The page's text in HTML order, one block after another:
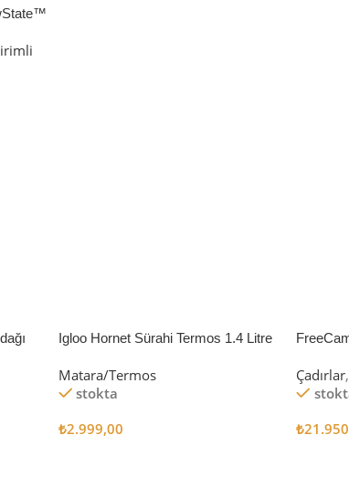
Igloo Hornet Sürahi Termos 1.4 Litre
Matara/Termos
stokta
₺2.999,00
Çadırlar,
₺